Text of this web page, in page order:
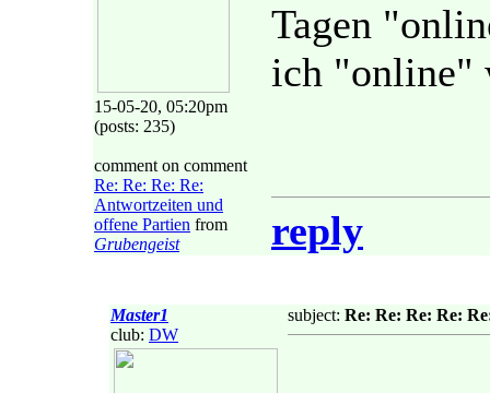
15-05-20, 05:20pm
(posts: 235)
comment on comment
Re: Re: Re: Re:
Antwortzeiten und
offene Partien from
Grubengeist
Tagen
ich "online"
reply
Master1
club: DW
subject: Re: Re: Re: Re: